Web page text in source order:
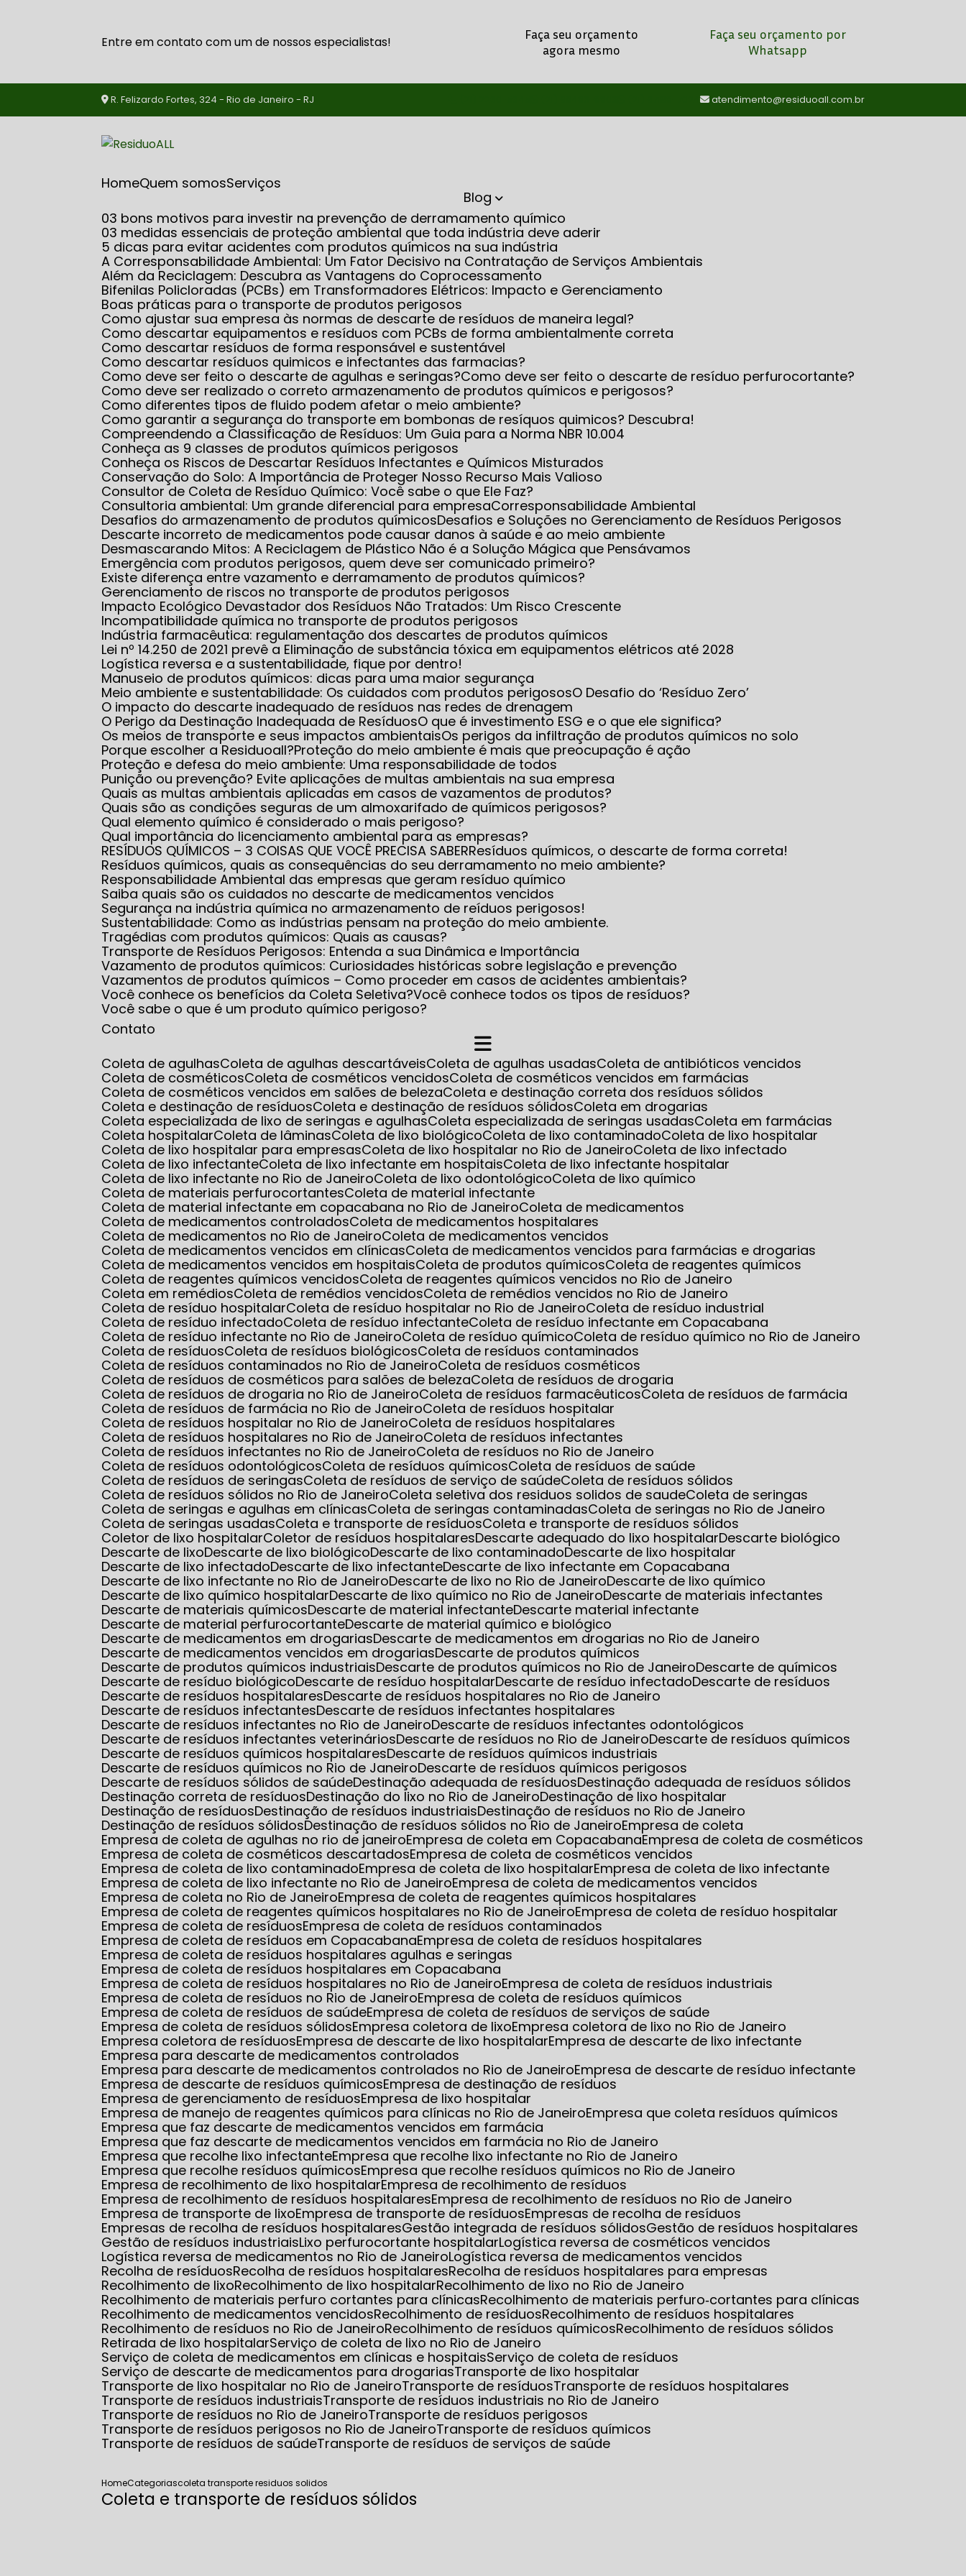
Entre em contato com um de nossos especialistas!
Faça seu orçamento
agora mesmo
Faça seu orçamento por
Whatsapp
R. Felizardo Fortes, 324 - Rio de Janeiro - RJ atendimento@residuoall.com.br
Home Quem somos serviços
Blog
03 bons motivos para investir na prevenção de derramamento químico
03 medidas essenciais de proteção ambiental que toda indústria deve aderir
5 dicas para evitar acidentes com produtos químicos na sua indústria
A Corresponsabilidade Ambiental: Um Fator Decisivo na Contratação de Serviços Ambientais
Além da Reciclagem: Descubra as Vantagens do Coprocessamento
Bifenilas Policloradas (PCBs) em Transformadores Elétricos: Impacto e Gerenciamento
Boas práticas para o transporte de produtos perigosos
Como ajustar sua empresa às normas de descarte de resíduos de maneira legal?
Como descartar equipamentos e resíduos com PCBs de forma ambientalmente correta
Como descartar resíduos de forma responsável e sustentável
Como descartar resíduos quimicos e infectantes das farmacias?
Como deve ser feito o descarte de agulhas e seringas?
Como deve ser feito o descarte de resíduo perfurocortante?
Como deve ser realizado o correto armazenamento de produtos químicos e perigosos?
Como diferentes tipos de fluido podem afetar o meio ambiente?
Como garantir a segurança do transporte em bombonas de resíquos quimicos? Descubra!
Compreendendo a Classificação de Resíduos: Um Guia para a Norma NBR 10.004
Conheça as 9 classes de produtos químicos perigosos
Conheça os Riscos de Descartar Resíduos Infectantes e Químicos Misturados
Conservação do Solo: A Importância de Proteger Nosso Recurso Mais Valioso
Consultor de Coleta de Resíduo Químico: Você sabe o que Ele Faz?
Consultoria ambiental: Um grande diferencial para empresa
Corresponsabilidade Ambiental
Desafios do armazenamento de produtos químicos Desafios e Soluções no Gerenciamento de Resíduos Perigosos
Descarte incorreto de medicamentos pode causar danos à saúde e ao meio ambiente
Desmascarando Mitos: A Reciclagem de Plástico Não é a Solução Mágica que Pensávamos
Emergência com produtos perigosos, quem deve ser comunicado primeiro?
Existe diferença entre vazamento e derramamento de produtos químicos?
Gerenciamento de riscos no transporte de produtos perigosos
Impacto Ecológico Devastador dos Resíduos Não Tratados: Um Risco Crescente
Incompatibilidade química no transporte de produtos perigosos
Indústria farmacêutica: regulamentação dos descartes de produtos químicos
Lei nº 14.250 de 2021 prevê a Eliminação de substância tóxica em equipamentos elétricos até 2028
Logística reversa e a sustentabilidade, fique por dentro!
Manuseio de produtos químicos: dicas para uma maior segurança
Meio ambiente e sustentabilidade: Os cuidados com produtos perigosos
O Desafio do ‘Resíduo Zero’
O impacto do descarte inadequado de resíduos nas redes de drenagem
O Perigo da Destinação Inadequada de Resíduos
O que é investimento ESG e o que ele significa?
Os meios de transporte e seus impactos ambientais
Os perigos da infiltração de produtos químicos no solo
Porque escolher a Residuoall? Proteção do meio ambiente é mais que preocupação é ação
Proteção e defesa do meio ambiente: Uma responsabilidade de todos
Punição ou prevenção? Evite aplicações de multas ambientais na sua empresa
Quais as multas ambientais aplicadas em casos de vazamentos de produtos?
Quais são as condições seguras de um almoxarifado de químicos perigosos?
Qual elemento químico é considerado o mais perigoso?
Qual importância do licenciamento ambiental para as empresas?
RESÍDUOS QUÍMICOS – 3 COISAS QUE VOCÊ PRECISA SABER Resíduos químicos, o descarte de forma correta!
Resíduos químicos, quais as consequências do seu derramamento no meio ambiente?
Responsabilidade Ambiental das empresas que geram resíduo químico
Saiba quais são os cuidados no descarte de medicamentos vencidos
Segurança na indústria química no armazenamento de reíduos perigosos!
Sustentabilidade: Como as indústrias pensam na proteção do meio ambiente.
Tragédias com produtos químicos: Quais as causas?
Transporte de Resíduos Perigosos: Entenda a sua Dinâmica e Importância
Vazamento de produtos químicos: Curiosidades históricas sobre legislação e prevenção
Vazamentos de produtos químicos – Como proceder em casos de acidentes ambientais?
Você conhece os benefícios da Coleta Seletiva? Você conhece todos os tipos de resíduos?
Você sabe o que é um produto químico perigoso?
Contato
Coleta de agulhas
Coleta de agulhas descartáveis Coleta de agulhas usadas
Coleta de antibióticos vencidos
Coleta de cosméticos
Coleta de cosméticos vencidos
Coleta de cosméticos vencidos em farmácias
Coleta de cosméticos vencidos em salões de beleza
Coleta e destinação correta dos resíduos sólidos
Coleta e destinação de resíduos
Coleta e destinação de resíduos sólidos
Coleta em drogarias
Coleta especializada de lixo de seringas e agulhas
Coleta especializada de seringas usadas
Coleta em farmácias
Coleta hospitalar
Coleta de lâminas Coleta de lixo biológico Coleta de lixo contaminado
Coleta de lixo hospitalar
Coleta de lixo hospitalar para empresas
Coleta de lixo hospitalar no Rio de Janeiro
Coleta de lixo infectado
Coleta de lixo infectante Coleta de lixo infectante em hospitais
Coleta de lixo infectante hospitalar
Coleta de lixo infectante no Rio de Janeiro
Coleta de lixo odontológico
Coleta de lixo químico
Coleta de materiais perfurocortantes
Coleta de material infectante
Coleta de material infectante em copacabana no Rio de Janeiro
Coleta de medicamentos
Coleta de medicamentos controlados
Coleta de medicamentos hospitalares
Coleta de medicamentos no Rio de Janeiro
Coleta de medicamentos vencidos
Coleta de medicamentos vencidos em clínicas
Coleta de medicamentos vencidos para farmácias e drogarias
Coleta de medicamentos vencidos em hospitais
Coleta de produtos químicos
Coleta de reagentes químicos
Coleta de reagentes químicos vencidos
Coleta de reagentes químicos vencidos no Rio de Janeiro
Coleta em remédios
Coleta de remédios vencidos
Coleta de remédios vencidos no Rio de Janeiro
Coleta de resíduo hospitalar
Coleta de resíduo hospitalar no Rio de Janeiro
Coleta de resíduo industrial
Coleta de resíduo infectado
Coleta de resíduo infectante Coleta de resíduo infectante em Copacabana
Coleta de resíduo infectante no Rio de Janeiro
Coleta de resíduo químico
Coleta de resíduo químico no Rio de Janeiro
Coleta de resíduos
Coleta de resíduos biológicos
Coleta de resíduos contaminados
Coleta de resíduos contaminados no Rio de Janeiro
Coleta de resíduos cosméticos
Coleta de resíduos de cosméticos para salões de beleza
Coleta de resíduos de drogaria
Coleta de resíduos de drogaria no Rio de Janeiro
Coleta de resíduos farmacêuticos
Coleta de resíduos de farmácia
Coleta de resíduos de farmácia no Rio de Janeiro
Coleta de resíduos hospitalar
Coleta de resíduos hospitalar no Rio de Janeiro
Coleta de resíduos hospitalares
Coleta de resíduos hospitalares no Rio de Janeiro
Coleta de resíduos infectantes
Coleta de resíduos infectantes no Rio de Janeiro
Coleta de resíduos no Rio de Janeiro
Coleta de resíduos odontológicos
Coleta de resíduos químicos
Coleta de resíduos de saúde
Coleta de resíduos de seringas
Coleta de resíduos de serviço de saúde Coleta de resíduos sólidos
Coleta de resíduos sólidos no Rio de Janeiro
Coleta seletiva dos residuos solidos de saude Coleta de seringas
Coleta de seringas e agulhas em clínicas
Coleta de seringas contaminadas
Coleta de seringas no Rio de Janeiro
Coleta de seringas usadas
Coleta e transporte de resíduos
Coleta e transporte de resíduos sólidos
Coletor de lixo hospitalar
Coletor de resíduos hospitalares Descarte adequado do lixo hospitalar Descarte biológico
Descarte de lixo Descarte de lixo biológico Descarte de lixo contaminado Descarte de lixo hospitalar
Descarte de lixo infectado Descarte de lixo infectante Descarte de lixo infectante em Copacabana
Descarte de lixo infectante no Rio de Janeiro Descarte de lixo no Rio de Janeiro Descarte de lixo químico
Descarte de lixo químico hospitalar Descarte de lixo químico no Rio de Janeiro Descarte de materiais infectantes
Descarte de materiais químicos Descarte de material infectante Descarte material infectante
Descarte de material perfurocortante Descarte de material químico e biológico
Descarte de medicamentos em drogarias Descarte de medicamentos em drogarias no Rio de Janeiro
Descarte de medicamentos vencidos em drogarias Descarte de produtos químicos
Descarte de produtos químicos industriais Descarte de produtos químicos no Rio de Janeiro Descarte de químicos
Descarte de resíduo biológico Descarte de resíduo hospitalar Descarte de resíduo infectado Descarte de resíduos
Descarte de resíduos hospitalares Descarte de resíduos hospitalares no Rio de Janeiro
Descarte de resíduos infectantes Descarte de resíduos infectantes hospitalares
Descarte de resíduos infectantes no Rio de Janeiro Descarte de resíduos infectantes odontológicos
Descarte de resíduos infectantes veterinários Descarte de resíduos no Rio de Janeiro Descarte de resíduos químicos
Descarte de resíduos químicos hospitalares Descarte de resíduos químicos industriais
Descarte de resíduos químicos no Rio de Janeiro Descarte de resíduos químicos perigosos
Descarte de resíduos sólidos de saúde Destinação adequada de resíduos Destinação adequada de resíduos sólidos
Destinação correta de resíduos Destinação do lixo no Rio de Janeiro Destinação de lixo hospitalar
Destinação de resíduos Destinação de resíduos industriais Destinação de resíduos no Rio de Janeiro
Destinação de resíduos sólidos Destinação de resíduos sólidos no Rio de Janeiro Empresa de coleta
Empresa de coleta de agulhas no rio de janeiro Empresa de coleta em Copacabana Empresa de coleta de cosméticos
Empresa de coleta de cosméticos descartados Empresa de coleta de cosméticos vencidos
Empresa de coleta de lixo contaminado Empresa de coleta de lixo hospitalar Empresa de coleta de lixo infectante
Empresa de coleta de lixo infectante no Rio de Janeiro Empresa de coleta de medicamentos vencidos
Empresa de coleta no Rio de Janeiro Empresa de coleta de reagentes químicos hospitalares
Empresa de coleta de reagentes químicos hospitalares no Rio de Janeiro Empresa de coleta de resíduo hospitalar
Empresa de coleta de resíduos Empresa de coleta de resíduos contaminados
Empresa de coleta de resíduos em Copacabana Empresa de coleta de resíduos hospitalares
Empresa de coleta de resíduos hospitalares agulhas e seringas
Empresa de coleta de resíduos hospitalares em Copacabana
Empresa de coleta de resíduos hospitalares no Rio de Janeiro Empresa de coleta de resíduos industriais
Empresa de coleta de resíduos no Rio de Janeiro Empresa de coleta de resíduos químicos
Empresa de coleta de resíduos de saúde Empresa de coleta de resíduos de serviços de saúde
Empresa de coleta de resíduos sólidos Empresa coletora de lixo Empresa coletora de lixo no Rio de Janeiro
Empresa coletora de resíduos Empresa de descarte de lixo hospitalar Empresa de descarte de lixo infectante
Empresa para descarte de medicamentos controlados
Empresa para descarte de medicamentos controlados no Rio de Janeiro Empresa de descarte de resíduo infectante
Empresa de descarte de resíduos químicos Empresa de destinação de resíduos
Empresa de gerenciamento de resíduos Empresa de lixo hospitalar
Empresa de manejo de reagentes químicos para clínicas no Rio de Janeiro Empresa que coleta resíduos químicos
Empresa que faz descarte de medicamentos vencidos em farmácia
Empresa que faz descarte de medicamentos vencidos em farmácia no Rio de Janeiro
Empresa que recolhe lixo infectante Empresa que recolhe lixo infectante no Rio de Janeiro
Empresa que recolhe resíduos químicos Empresa que recolhe resíduos químicos no Rio de Janeiro
Empresa de recolhimento de lixo hospitalar Empresa de recolhimento de resíduos
Empresa de recolhimento de resíduos hospitalares Empresa de recolhimento de resíduos no Rio de Janeiro
Empresa de transporte de lixo Empresa de transporte de resíduos Empresas de recolha de resíduos
Empresas de recolha de resíduos hospitalares
Gestão integrada de resíduos sólidos
Gestão de resíduos hospitalares
Gestão de resíduos industriais Lixo perfurocortante hospitalar Logística reversa de cosméticos vencidos
Logística reversa de medicamentos no Rio de Janeiro Logística reversa de medicamentos vencidos
Recolha de resíduos Recolha de resíduos hospitalares Recolha de resíduos hospitalares para empresas
Recolhimento de lixo Recolhimento de lixo hospitalar Recolhimento de lixo no Rio de Janeiro
Recolhimento de materiais perfuro cortantes para clínicas Recolhimento de materiais perfuro‑cortantes para clínicas
Recolhimento de medicamentos vencidos Recolhimento de resíduos Recolhimento de resíduos hospitalares
Recolhimento de resíduos no Rio de Janeiro Recolhimento de resíduos químicos Recolhimento de resíduos sólidos
Retirada de lixo hospitalar Serviço de coleta de lixo no Rio de Janeiro
Serviço de coleta de medicamentos em clínicas e hospitais Serviço de coleta de resíduos
Serviço de descarte de medicamentos para drogarias Transporte de lixo hospitalar
Transporte de lixo hospitalar no Rio de Janeiro Transporte de resíduos Transporte de resíduos hospitalares
Transporte de resíduos industriais Transporte de resíduos industriais no Rio de Janeiro
Transporte de resíduos no Rio de Janeiro Transporte de resíduos perigosos
Transporte de resíduos perigosos no Rio de Janeiro Transporte de resíduos químicos
Transporte de resíduos de saúde Transporte de resíduos de serviços de saúde
HomeCategoriascoleta transporte residuos solidos
Coleta e transporte de resíduos sólidos